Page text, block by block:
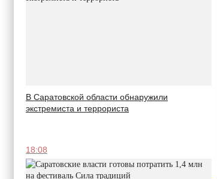
В Саратовской области обнаружили
экстремиста и террориста
18:08